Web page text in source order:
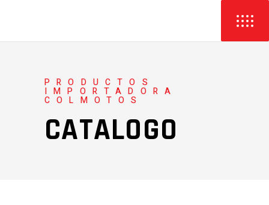
PRODUCTOS
IMPORTADORA
COLMOTOS
CATALOGO